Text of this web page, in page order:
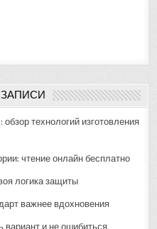
технологий изготовления
чтение онлайн бесплатно
логика защиты
важнее вдохновения
вариант и не ошибиться